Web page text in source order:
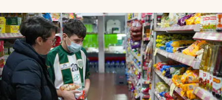
Clase
Clima
Mundial 2026
Eventos Corporativos
El Cronista Studio